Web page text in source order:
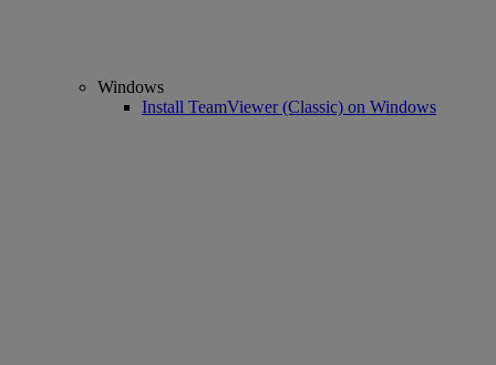
Windows
Install TeamViewer (Classic) on Windows